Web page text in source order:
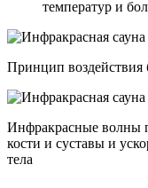
температур и
Принцип воздействия
Инфракрасные волны
кости и суставы и
тела